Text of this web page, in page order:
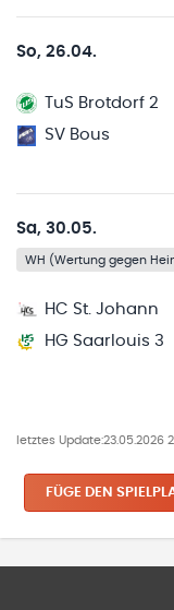
So, 26.04.
TuS Brotdorf 2
SV Bous
Sa, 30.05.
WH (Wertung gegen
HC St. Johann
HG Saarlouis 3
letztes Update:23.05.2026
FÜGE DEN